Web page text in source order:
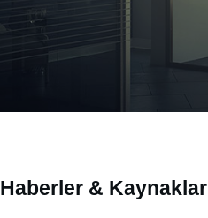
Haberler & Kaynaklar